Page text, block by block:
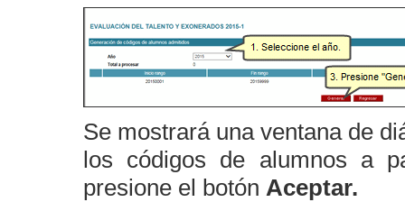
Se mostrará una ventana de
los códigos de alumnos a
presione el botón Aceptar.